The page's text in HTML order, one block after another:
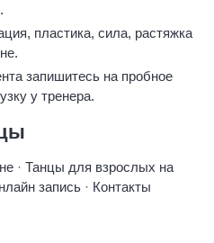
пластика, сила, растяжка
запишитесь на пробное
у тренера.
· Танцы для взрослых на
запись · Контакты